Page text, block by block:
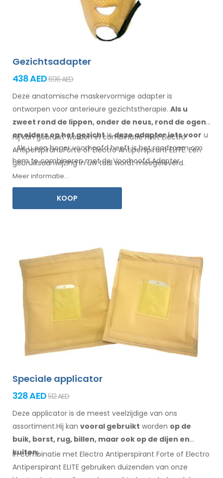
Gezichtsadapter
438 AED696 AED
Deze anatomische maskervormige adapter is
ontworpen voor anterieure gezichtstherapie. Als u
zweet rond de lippen, onder de neus, rond de ogen
en eldersop het gezichtisdeze adapterietsvoor u
. Alsueenhoger voorhoofd heeft is het raadzaam om
hem te combinerenmetde VoorhoofdAdapter.
Hij kan gebruikt worden in combinatie met Electro
Antiperspirant Forte of Electro Antiperspirant ELITE. Een
gebruiksaanwijzing in uwtaal wordt meegeleverd.
Meer informatie...
KOOP
Speciale applicator
328 AED512 AED
Deze applicator is de meest veelzijdige van ons
assortiment.Hij kan vooral gebruikt worden op de
buik, borst, rug, billen, maar ook op de dijen en
kuiten.
In combinatie met Electro Antiperspirant Forte of Electro
Antiperspirant ELITE gebruiken duizenden van onze